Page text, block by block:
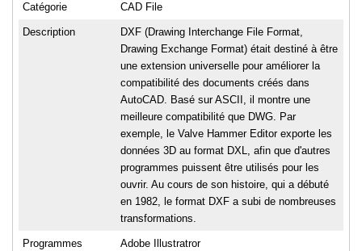
Catégorie CAD File
Description
DXF (Drawing Interchange File Format,
Drawing Exchange Format) était destiné à être
une extension universelle pour améliorer la
compatibilité des documents créés dans
AutoCAD. Basé sur ASCII, il montre une
meilleure compatibilité que DWG. Par
exemple, le Valve Hammer Editor exporte les
données 3D au format DXL, afin que d'autres
programmes puissent être utilisés pour les
ouvrir. Au cours de son histoire, qui a débuté
en 1982, le format DXF a subi de nombreuses
transformations.
Programmes
Adobe Illustratror